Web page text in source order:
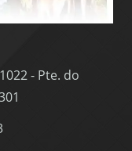
- Pte. do